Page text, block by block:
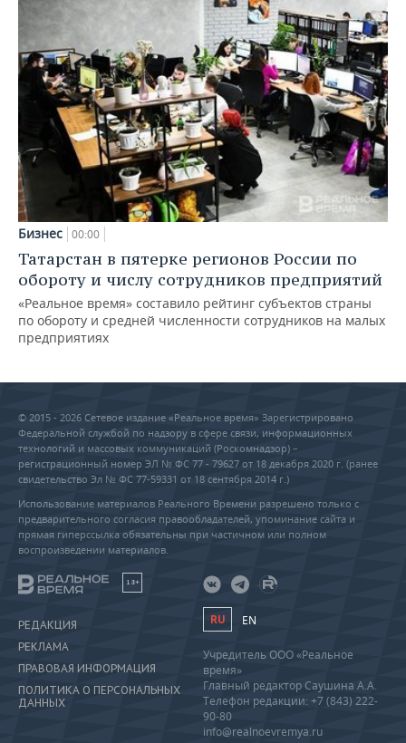
Бизнес 00:00
Татарстан в пятерке регионов России по
обороту и числу сотрудников предприятий
«Реальное время» составило рейтинг субъектов страны
по обороту и средней численности сотрудников на малых
предприятиях
© 2015 - 2026 Сетевое издание «Реальное время» Зарегистрировано
Федеральной службой по надзору в сфере связи, информационных
технологий и массовых коммуникаций (Роскомнадзор) –
регистрационный номер ЭЛ № ФС 77 - 79627 от 18 декабря 2020 г. (ранее
свидетельство Эл № ФС 77-59331 от 18 сентября 2014 г.)
Использование материалов Реального Времени разрешено только с
предварительного согласия правообладателей, упоминание сайта и
прямая гиперссылка обязательны при частичном или полном
воспроизведении материалов.
18+
РЕДАКЦИЯ
РЕКЛАМА
ПРАВОВАЯ ИНФОРМАЦИЯ
ПОЛИТИКА О ПЕРСОНАЛЬНЫХ
ДАННЫХ
RU EN
Учредитель ООО «Реальное
время»
Главный редактор Саушина А.А.
Телефон редакции: +7 (843) 222-
90-80
info@realnoevremya.ru